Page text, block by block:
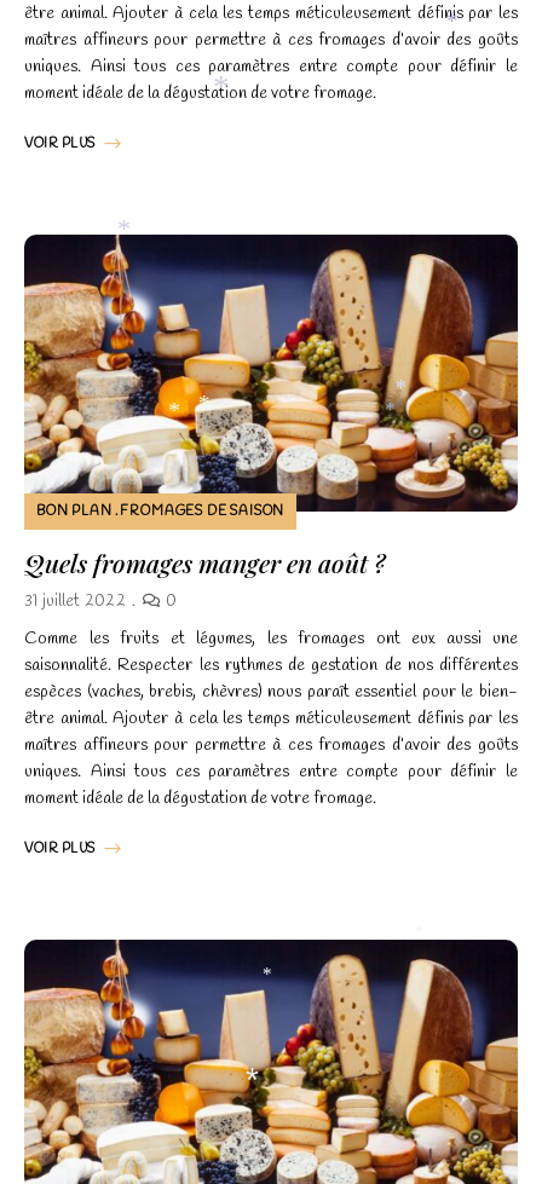
être animal. Ajouter à cela les temps méticuleusement définis par les
maîtres affineurs pour permettre à ces fromages d’avoir des goûts
uniques. Ainsi tous ces paramètres entre compte pour définir le
moment idéale de la dégustation de votre fromage.
VOIR PLUS
BON PLAN FROMAGES DE SAISON
Quels fromages manger en août ?
31 juillet 2022 0
Comme les fruits et légumes, les fromages ont eux aussi une
saisonnalité. Respecter les rythmes de gestation de nos différentes
espèces (vaches, brebis, chèvres) nous paraît essentiel pour le bien-
être animal. Ajouter à cela les temps méticuleusement définis par les
maîtres affineurs pour permettre à ces fromages d’avoir des goûts
uniques. Ainsi tous ces paramètres entre compte pour définir le
moment idéale de la dégustation de votre fromage.
VOIR PLUS
*
*
* *
*
*
*
*
*
*